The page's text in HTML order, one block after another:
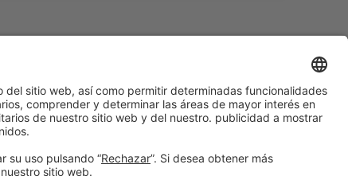
#HOSTELCO2028
en las redes sociales